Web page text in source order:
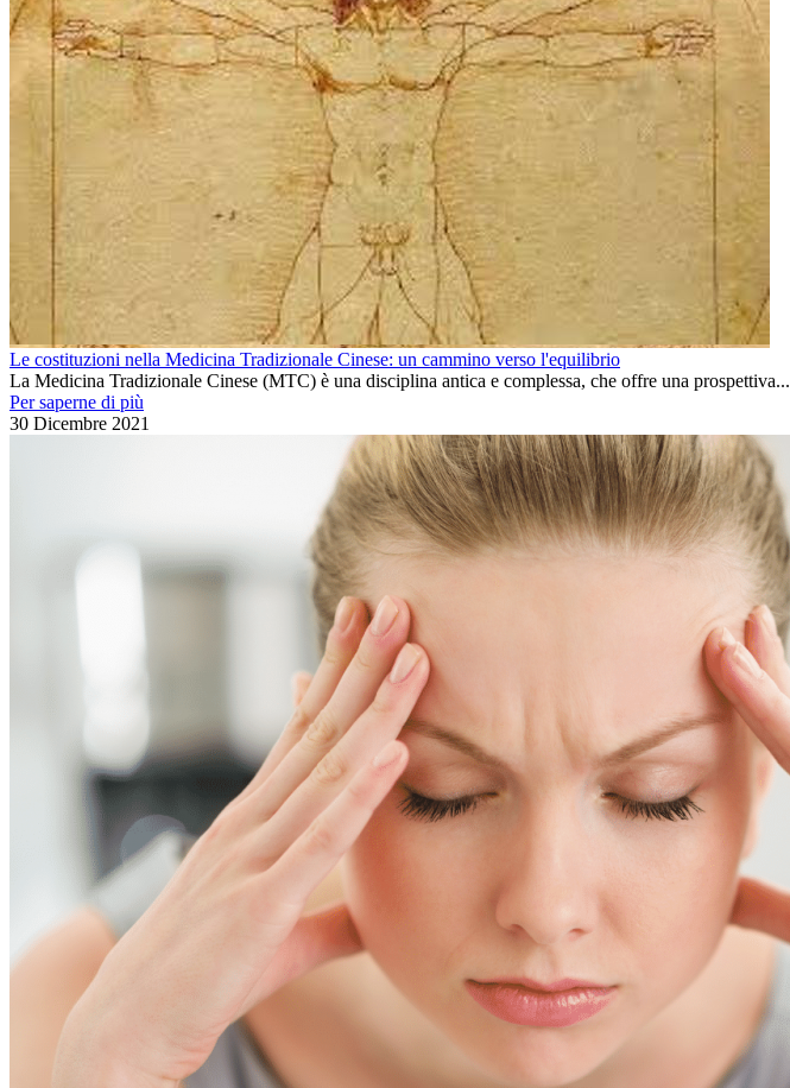
Le costituzioni nella Medicina Tradizionale Cinese: un cammino verso l'equilibrio
La Medicina Tradizionale Cinese (MTC) è una disciplina antica e complessa, che offre una prospettiva...
Per saperne di più
30 Dicembre 2021